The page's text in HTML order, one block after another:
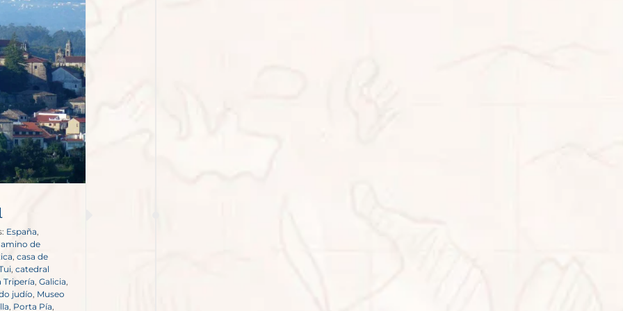
España
de
casa de
, catedral
Tripería Galicia
judío Museo
Porta Pía